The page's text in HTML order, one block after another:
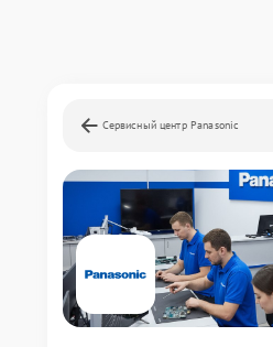
Сервисный центр Panasonic